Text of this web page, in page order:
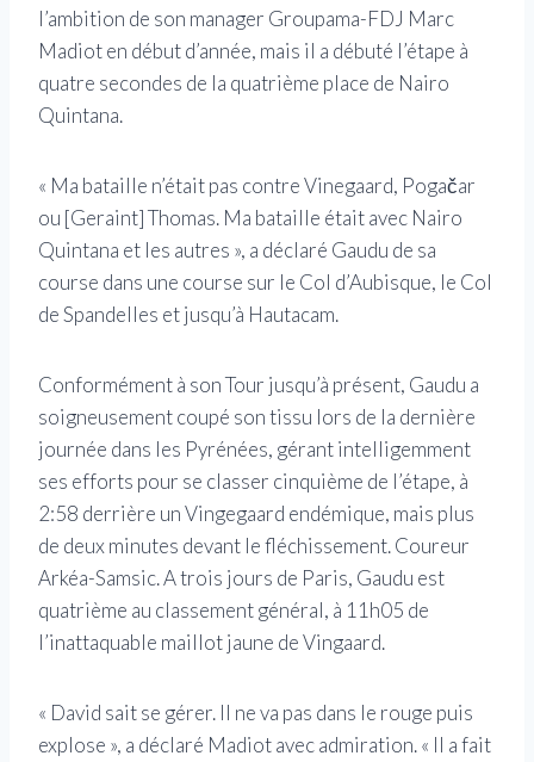
l’ambition de son manager Groupama-FDJ Marc
Madiot en début d’année, mais il a débuté l’étape à
quatre secondes de la quatrième place de Nairo
Quintana.
« Ma bataille n’était pas contre Vinegaard, Pogačar
ou [Geraint] Thomas. Ma bataille était avec Nairo
Quintana et les autres », a déclaré Gaudu de sa
course dans une course sur le Col d’Aubisque, le Col
de Spandelles et jusqu’à Hautacam.
Conformément à son Tour jusqu’à présent, Gaudu a
soigneusement coupé son tissu lors de la dernière
journée dans les Pyrénées, gérant intelligemment
ses efforts pour se classer cinquième de l’étape, à
2:58 derrière un Vingegaard endémique, mais plus
de deux minutes devant le fléchissement. Coureur
Arkéa-Samsic. A trois jours de Paris, Gaudu est
quatrième au classement général, à 11h05 de
l’inattaquable maillot jaune de Vingaard.
« David sait se gérer. Il ne va pas dans le rouge puis
explose », a déclaré Madiot avec admiration. « Il a fait